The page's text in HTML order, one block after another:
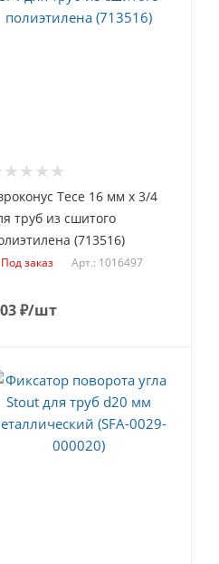
Tece 16 мм х 3/4
труб из сшитого
(713516)
Под заказ Арт.: 1016497
₽/шт